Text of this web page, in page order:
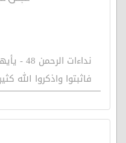
نداءات
فاثبتوا واذكروا الله